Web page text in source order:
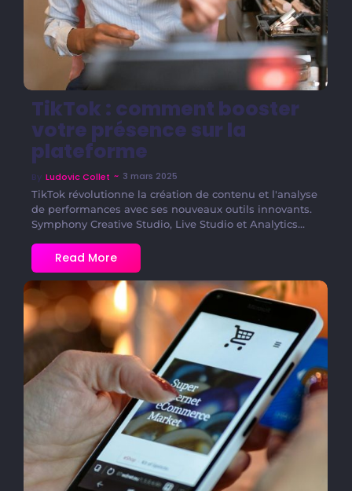
TikTok : comment booster
votre présence sur la
plateforme
By Ludovic Collet ~ 3 mars 2025
TikTok révolutionne la création de contenu et l'analyse
de performances avec ses nouveaux outils innovants.
Symphony Creative Studio, Live Studio et Analytics...
Read More